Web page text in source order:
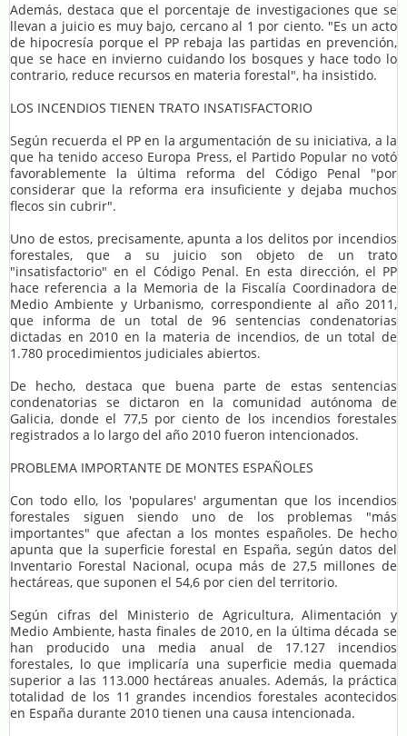
Además, destaca que el porcentaje de investigaciones que se
llevan a juicio es muy bajo, cercano al 1 por ciento. "Es un acto
de hipocresía porque el PP rebaja las partidas en prevención,
que se hace en invierno cuidando los bosques y hace todo lo
contrario, reduce recursos en materia forestal", ha insistido.
LOS INCENDIOS TIENEN TRATO INSATISFACTORIO
Según recuerda el PP en la argumentación de su iniciativa, a la
que ha tenido acceso Europa Press, el Partido Popular no votó
favorablemente la última reforma del Código Penal "por
considerar que la reforma era insuficiente y dejaba muchos
flecos sin cubrir".
Uno de estos, precisamente, apunta a los delitos por incendios
forestales, que a su juicio son objeto de un trato
"insatisfactorio" en el Código Penal. En esta dirección, el PP
hace referencia a la Memoria de la Fiscalía Coordinadora de
Medio Ambiente y Urbanismo, correspondiente al año 2011,
que informa de un total de 96 sentencias condenatorias
dictadas en 2010 en la materia de incendios, de un total de
1.780 procedimientos judiciales abiertos.
De hecho, destaca que buena parte de estas sentencias
condenatorias se dictaron en la comunidad autónoma de
Galicia, donde el 77,5 por ciento de los incendios forestales
registrados a lo largo del año 2010 fueron intencionados.
PROBLEMA IMPORTANTE DE MONTES ESPAÑOLES
Con todo ello, los 'populares' argumentan que los incendios
forestales siguen siendo uno de los problemas "más
importantes" que afectan a los montes españoles. De hecho
apunta que la superficie forestal en España, según datos del
Inventario Forestal Nacional, ocupa más de 27,5 millones de
hectáreas, que suponen el 54,6 por cien del territorio.
Según cifras del Ministerio de Agricultura, Alimentación y
Medio Ambiente, hasta finales de 2010, en la última década se
han producido una media anual de 17.127 incendios
forestales, lo que implicaría una superficie media quemada
superior a las 113.000 hectáreas anuales. Además, la práctica
totalidad de los 11 grandes incendios forestales acontecidos
en España durante 2010 tienen una causa intencionada.